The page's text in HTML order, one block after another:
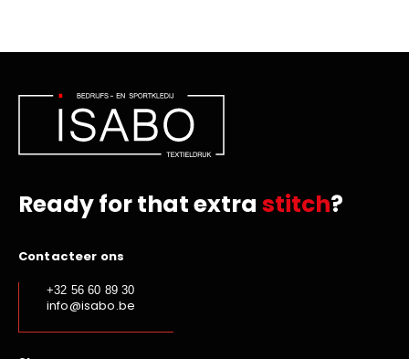
Ready for that extra stitch?
Contacteer ons
+32 56 60 89 30
info@isabo.be